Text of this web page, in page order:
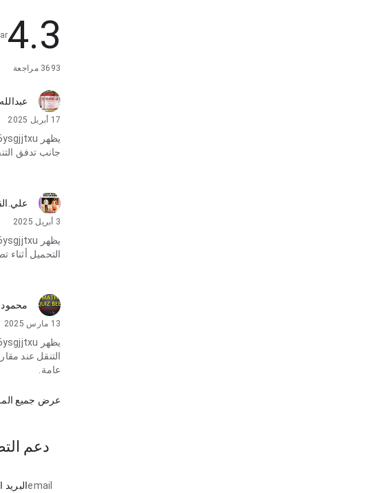
4.3
3693 مراجعة
17 أبريل 2025
جانب تدفق
3 أبريل 2025
التحميل أثناء
13 مارس 2025
التنقل عند
عامة.
عرض جميع
دعم
emailالبريد